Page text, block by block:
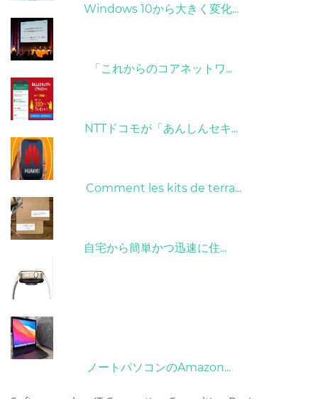
Windows 10から大きく変化...
「これからのコアネットワ...
NTTドコモが「あんしんセキ...
Comment les kits de terra...
自宅から簡単かつ迅速に住...
ノートパソコンのAmazon...